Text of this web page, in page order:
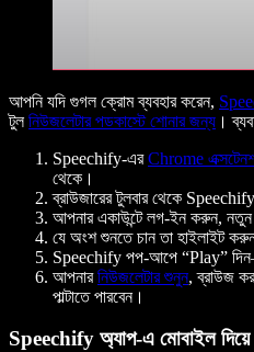
আপনি যদি গুগল ক্রোম ব্যবহার করেন,
টুলনিউজলেটার পডকাস্টে শোনার জন্য ।
Speechify-এরChrome
থেকে।
ব্রাউজারের টুলবার থেকে
আপনার একাউন্টে লগ-ইন করুন,
যে অংশ শুনতে চান তা হাইলাইট
Speechify পপ-আপে “Play”
আপনারনিউজলেটার শুনুন, ব্রাউজ
পাল্টাতে পারবেন।
Speechify অ্যাপ-এ মোবাইল দিয়ে